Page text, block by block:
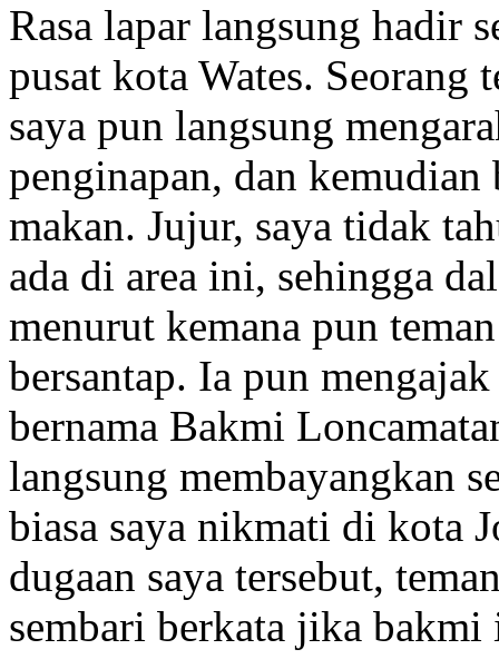
Rasa lapar langsung hadir
pusat kota Wates. Seorang
saya pun langsung
penginapan, dan
makan. Jujur, saya tidak
ada di area ini, sehingga
menurut kemana pun
bersantap. Ia pun
bernama Bakmi
langsung membayangkan
biasa saya nikmati di kota
dugaan saya tersebut,
sembari berkata jika bakmi